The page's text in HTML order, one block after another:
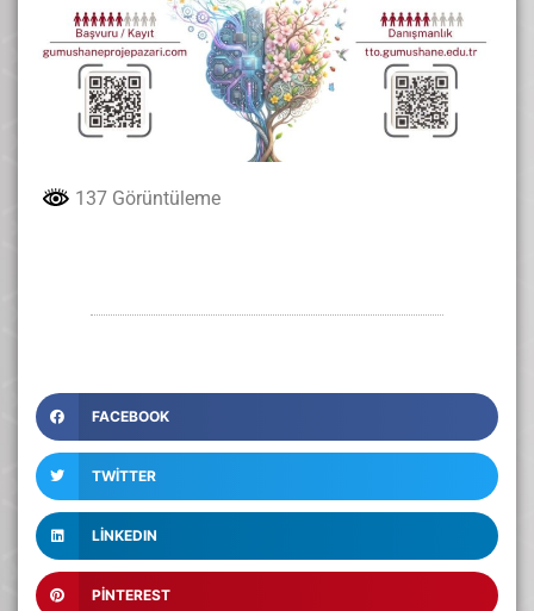
137 Görüntüleme
FACEBOOK
TWITTER
LINKEDIN
PINTEREST